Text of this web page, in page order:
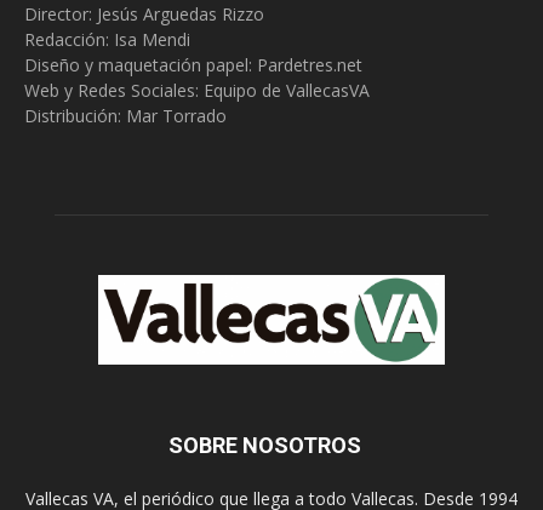
Director: Jesús Arguedas Rizzo
Redacción: Isa Mendi
Diseño y maquetación papel: Pardetres.net
Web y Redes Sociales: Equipo de VallecasVA
Distribución: Mar Torrado
SOBRE NOSOTROS
Vallecas VA, el periódico que llega a todo Vallecas. Desde 1994